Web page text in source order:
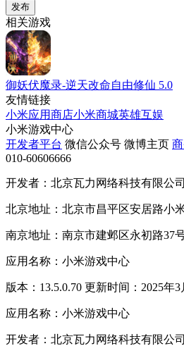
发布
相关游戏
御妖伏魔录-逆天改命自由修仙 5.0
友情链接
小米应用商店小米商城英雄互娱
小米游戏中心
开发者平台 微信公众号 微博主页
010-60606666
开发者：北京瓦力网络科技有限公司
北京地址：北京市昌平区安居路小
南京地址：南京市建邺区永初路37
应用名称：小米游戏中心
版本：13.5.0.70 更新时间：2025年3
应用名称：小米游戏中心
开发者：北京瓦力网络科技有限公